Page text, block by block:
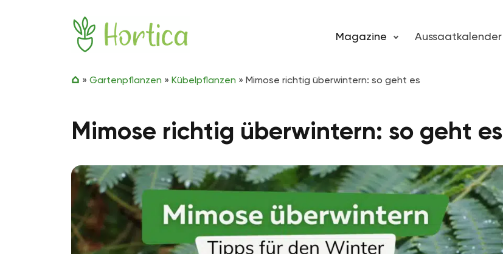
Magazine Aussaatkalender
» Gartenpflanzen » Kübelpflanzen » Mimose richtig überwintern: so geht es
Mimose richtig überwintern: so geht es